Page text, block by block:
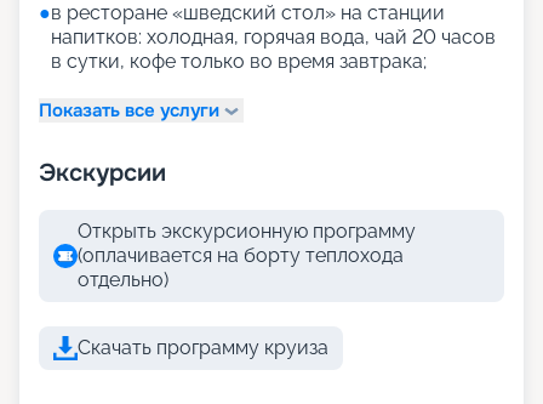
●в ресторане «шведский стол» на станции
напитков: холодная, горячая вода, чай 20 часов
в сутки, кофе только во время завтрака;
Показать все услуги
Экскурсии
Открыть экскурсионную программу
(оплачивается на борту теплохода
отдельно)
Скачать программу круиза